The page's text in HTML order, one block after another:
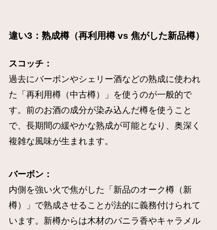
違い3：熟成樽（再利用樽 vs 焦がした新品樽）
スコッチ：
過去にバーボンやシェリー酒などの熟成に使われ
た「再利用樽（中古樽）」を使うのが一般的で
す。前のお酒の成分が染み込んだ樽を使うこと
で、長期間の緩やかな熟成が可能となり、奥深く
複雑な風味が生まれます。
バーボン：
内側を強い火で焦がした「新品のオーク樽（新
樽）」で熟成させることが法的に義務付けられて
います。新樽からは木材のバニラ香やキャラメル